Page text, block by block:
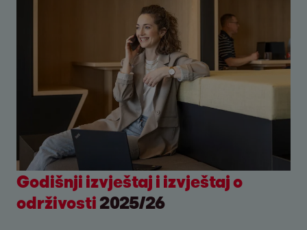
Godišnji izvještaj i izvještaj o
održivosti 2025/26